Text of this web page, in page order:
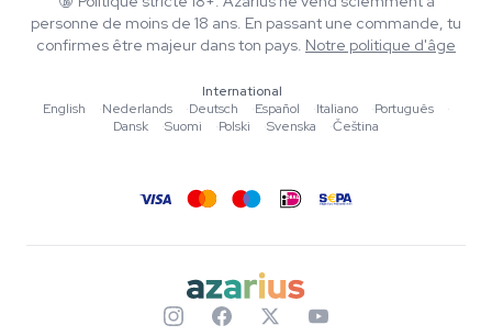
Politique de confidentialité
Rédacteurs
Outils & Calculateurs
personne de moins de 18 ans. En passant une commande, tu
confirmes être majeur dans ton pays. Notre politique d'âge
International
English
·Nederlands ·Deutsch ·Español ·Italiano ·Português
·
Dansk
·Suomi ·Polski ·Svenska ·Čeština